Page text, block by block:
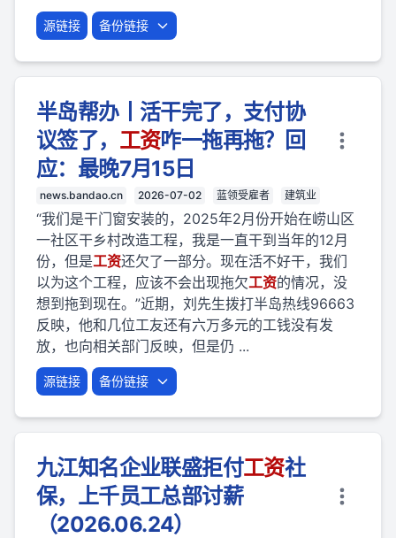
源链接 备份链接
半岛帮办丨活干完了，支付协
议签了， 工资咋一拖再拖？回
应：最晚7月15日
news.bandao.cn 2026-07-02 蓝领受雇者 建筑业
“我们是干门窗安装的，2025年2月份开始在崂山区
一社区干乡村改造工程，我是一直干到当年的12月
份，但是工资还欠了一部分。现在活不好干，我们
以为这个工程，应该不会出现拖欠工资的情况，没
想到拖到现在。”近期，刘先生拨打半岛热线96663
反映，他和几位工友还有六万多元的工钱没有发
放，也向相关部门反映，但是仍 ...
源链接 备份链接
九江知名企业联盛拒付工资社
保，上千员工总部讨薪
（2026.06.24）